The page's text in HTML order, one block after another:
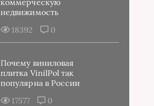
недвижимость
18392
0
Почему виниловая
плитка VinilPol так
популярна в России
17577
0